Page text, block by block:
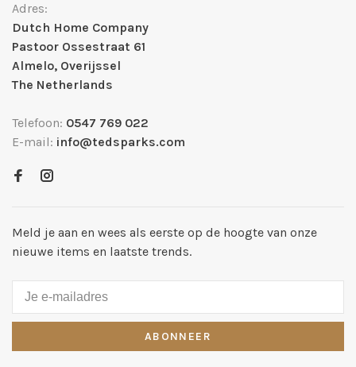
Adres:
Dutch Home Company
Pastoor Ossestraat 61
Almelo, Overijssel
The Netherlands
Telefoon: 0547 769 022
E-mail: info@tedsparks.com
Meld je aan en wees als eerste op de hoogte van onze
nieuwe items en laatste trends.
ABONNEER